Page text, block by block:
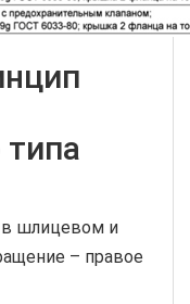
типа
в шлицевом и
– правое